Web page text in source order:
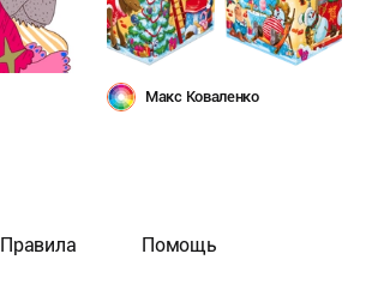
Макс Коваленко
Правила Помощь